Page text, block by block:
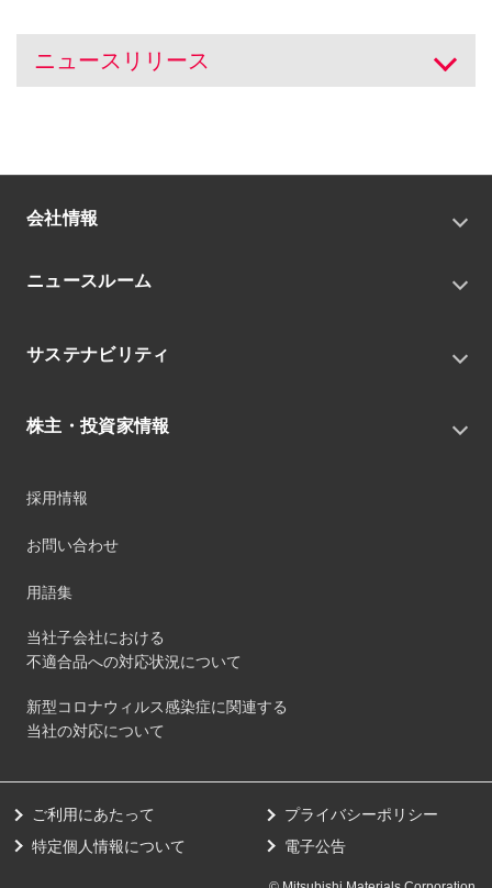
ニュースリリース 開く
会社情報
会社概要
中期経営戦略
役員
事業
ニュースルーム
トピックス
IRニュース
サステナビリティ
環境
ガバナンス
マテリアリティ
サステナビリティデータ
第三者保証
社外団体への加盟
社外からの評価
ダイバーシティ・エクイティ&インクルージョン
健康経営の取り組み
株主・投資家情報
財務ハイライト
IRカレンダー
個人投資家のみなさまへ
採用情報
お問い合わせ
用語集
当社子会社における
不適合品への対応状況について
新型コロナウィルス感染症に関連する
当社の対応について
ご利用にあたって
プライバシーポリシー
特定個人情報について
電子公告